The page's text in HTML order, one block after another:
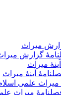
میراث
گزارش
میراث
آینۀ میراث
علمی
میراث